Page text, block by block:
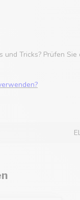
Tricks? Prüfen